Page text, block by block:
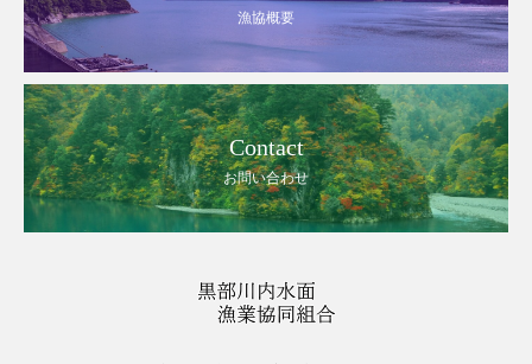
漁協概要
Contact
お問い合わせ